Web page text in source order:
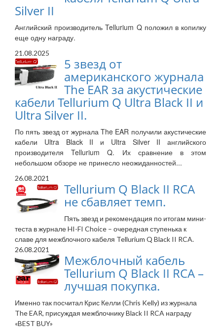
Silver II
Английский производитель Tellurium Q положил в копилку
еще одну награду.
21.08.2025
5 звезд от
американского журнала
The ЕAR за акустические
кабели Tellurium Q Ultra Black II и
Ultra Silver II.
По пять звезд от журнала The EAR получили акустические
кабели Ultra Black II и Ultra Silver II английского
производителя Tellurium Q. Их сравнение в этом
небольшом обзоре не принесло неожиданностей...
26.08.2021
Tellurium Q Black II RCA
не сбавляет темп.
Пять звезд и рекомендация по итогам мини-
теста в журнале HI-FI Choice – очередная ступенька к
славе для межблочного кабеля Tellurium Q Black II RCA.
26.08.2021
Межблочный кабель
Tellurium Q Black II RCA –
лучшая покупка.
Именно так посчитал Крис Келли (Chris Kelly) из журнала
The EAR, присуждая межблочнику Black II RCA награду
«BEST BUY»